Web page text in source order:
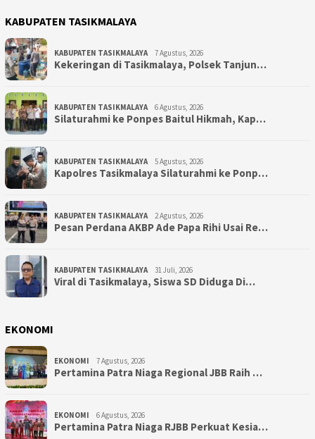
KABUPATEN TASIKMALAYA
KABUPATEN TASIKMALAYA 7 Agustus, 2026
Kekeringan di Tasikmalaya, Polsek Tanjun…
KABUPATEN TASIKMALAYA 6 Agustus, 2026
Silaturahmi ke Ponpes Baitul Hikmah, Kap…
KABUPATEN TASIKMALAYA 5 Agustus, 2026
Kapolres Tasikmalaya Silaturahmi ke Ponp…
KABUPATEN TASIKMALAYA 2 Agustus, 2026
Pesan Perdana AKBP Ade Papa Rihi Usai Re…
KABUPATEN TASIKMALAYA 31 Juli, 2026
Viral di Tasikmalaya, Siswa SD Diduga Di…
EKONOMI
EKONOMI 7 Agustus, 2026
Pertamina Patra Niaga Regional JBB Raih …
EKONOMI 6 Agustus, 2026
Pertamina Patra Niaga RJBB Perkuat Kesia…